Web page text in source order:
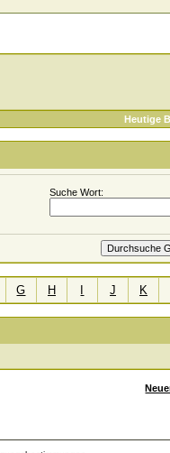
Heutige
Suche Wort:
G H J K